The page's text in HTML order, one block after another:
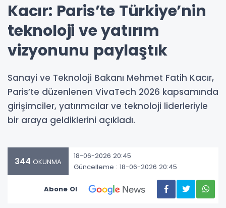
Kacır: Paris’te Türkiye’nin
teknoloji ve yatırım
vizyonunu paylaştık
Sanayi ve Teknoloji Bakanı Mehmet Fatih Kacır,
Paris’te düzenlenen VivaTech 2026 kapsamında
girişimciler, yatırımcılar ve teknoloji liderleriyle
bir araya geldiklerini açıkladı.
344 OKUNMA
18-06-2026 20:45
Güncelleme : 18-06-2026 20:45
Abone Ol